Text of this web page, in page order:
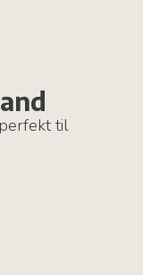
til